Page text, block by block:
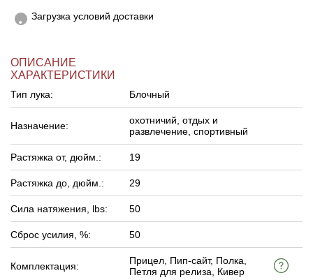
Загрузка условий доставки
ОПИСАНИЕ
ХАРАКТЕРИСТИКИ
Тип лука: Блочный
Назначение:
охотничий, отдых и
развлечение, спортивный
Растяжка от, дюйм.: 19
Растяжка до, дюйм.: 29
Сила натяжения, lbs: 50
Сброс усилия, %: 50
Комплектация:
Прицел, Пип-сайт, Полка,
Петля для релиза, Кивер